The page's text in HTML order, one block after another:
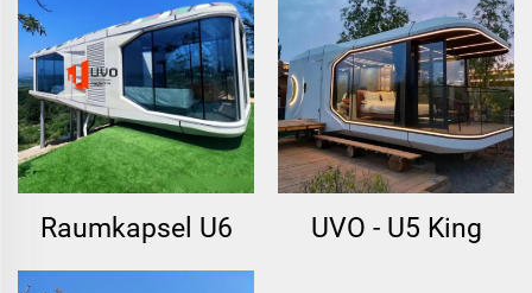
Raumkapsel U6
UVO - U5 King